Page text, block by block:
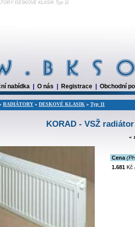
DESKOVÉ KLASIK Typ 11
nabídka O nás Registrace Obchodní
RADIÁTORY » DESKOVÉ KLASIK » Typ 11
KORAD - VSŽ radiátor
«
Cena
1.681 Kč